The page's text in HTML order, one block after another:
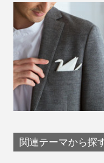
関連テーマから探